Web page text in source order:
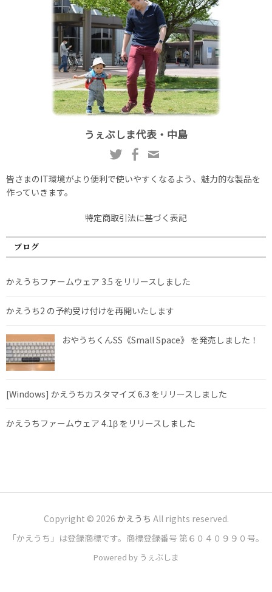
うぇぶしま代表・中島
皆さまのIT環境がより便利で使いやすくなるよう、魅力的な製品を
作っていきます。
特定商取引法に基づく表記
ブログ
かえうちファームウェア 3.5 をリリースしました
かえうち2 の予約受け付けを再開いたします
おやうちくんSS《Small Space》 を発売しました！
[Windows] かえうちカスタマイズ 6.3 をリリースしました
かえうちファームウェア 4.1β をリリースしました
Copyright © 2026 かえうち All rights reserved.
「かえうち」は登録商標です。商標登録番号 第６０４０９９０号。
Powered by うぇぶしま